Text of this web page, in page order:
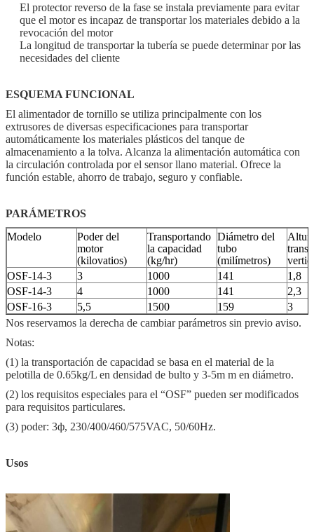
El protector reverso de la fase se instala previamente para evitar
que el motor es incapaz de transportar los materiales debido a la
revocación del motor
La longitud de transportar la tubería se puede determinar por las
necesidades del cliente
ESQUEMA FUNCIONAL
El alimentador de tornillo se utiliza principalmente con los
extrusores de diversas especificaciones para transportar
automáticamente los materiales plásticos del tanque de
almacenamiento a la tolva. Alcanza la alimentación automática con
la circulación controlada por el sensor llano material. Ofrece la
función estable, ahorro de trabajo, seguro y confiable.
PARÁMETROS
Modelo
Poder del
motor
(kilovatios)
Transportando
la capacidad
(kg/hr)
Diámetro del
tubo
(milímetros)
OSF-14-3
3 1000 141
1,8
OSF-14-3
4 1000 141
2,3
OSF-16-3
5,5 1500 159
3
Nos reservamos la derecha de cambiar parámetros sin previo aviso.
Notas:
(1) la transportación de capacidad se basa en el material de la
pelotilla de 0.65kg/L en densidad de bulto y 3-5m m en diámetro.
(2) los requisitos especiales para el “OSF” pueden ser modificados
para requisitos particulares.
(3) poder: 3ф, 230/400/460/575VAC, 50/60Hz.
Usos